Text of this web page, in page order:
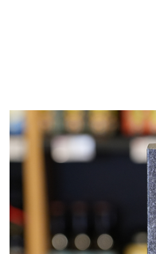
- MÄRZEN MENGE